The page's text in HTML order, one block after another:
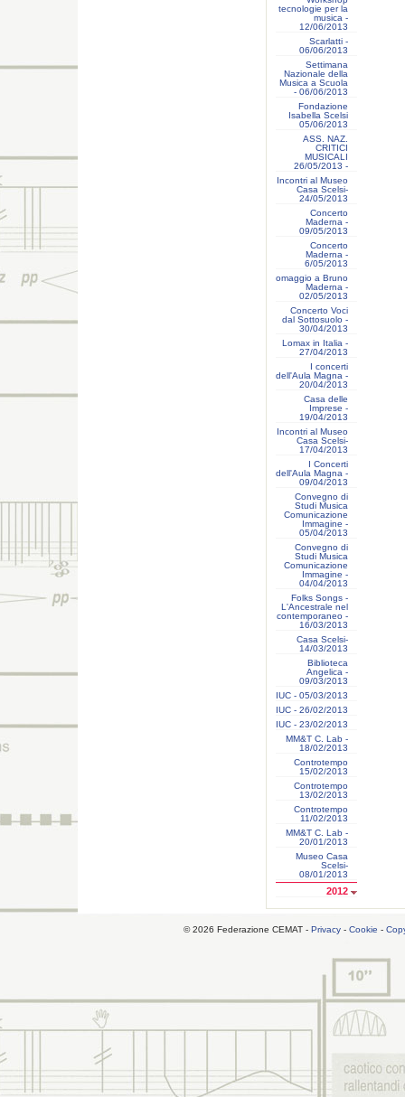
tecnologie per la
musica -
12/06/2013
Scarlatti -
06/06/2013
Settimana
Nazionale della
Musica a Scuola
- 06/06/2013
Fondazione
Isabella Scelsi
05/06/2013
ASS. NAZ.
CRITICI
MUSICALI
26/05/2013 -
Incontri al Museo
Casa Scelsi-
24/05/2013
Concerto
Maderna -
09/05/2013
Concerto
Maderna -
6/05/2013
omaggio a Bruno
Maderna -
02/05/2013
Concerto Voci
dal Sottosuolo -
30/04/2013
Lomax in Italia -
27/04/2013
I concerti
dell'Aula Magna -
20/04/2013
Casa delle
Imprese -
19/04/2013
Incontri al Museo
Casa Scelsi-
17/04/2013
I Concerti
dell'Aula Magna -
09/04/2013
Convegno di
Studi Musica
Comunicazione
Immagine -
05/04/2013
Convegno di
Studi Musica
Comunicazione
Immagine -
04/04/2013
Folks Songs -
L'Ancestrale nel
contemporaneo -
16/03/2013
Casa Scelsi-
14/03/2013
Biblioteca
Angelica -
09/03/2013
IUC - 05/03/2013
IUC - 26/02/2013
IUC - 23/02/2013
MM&T C. Lab -
18/02/2013
Controtempo
15/02/2013
Controtempo
13/02/2013
Controtempo
11/02/2013
MM&T C. Lab -
20/01/2013
Museo Casa
Scelsi-
08/01/2013
2012
© 2026 Federazione CEMAT - Privacy - Cookie -